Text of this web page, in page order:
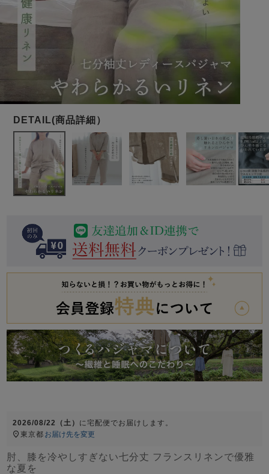
春
ガールズパジャマ
春 夏 冬
売れ筋ランキング
すべての生地一覧はこちら
インナーウェア 生活雑貨 カタログギフト
売れ筋ランキング
- Item Ranking -
- New Arrival -
目的別でさがす一覧はこちら
すべてのメン
ズ
パジャマ
長袖 半袖 七分袖
前開き かぶり スリーパー
作務衣
ーブ
上着単品
ズボン単品
すべてのキッ
ズ
SDGsの取り組み
2026/08/22（土） に宅配便 でお届けします。
東京都 お届け先を変更
肘、膝を冷やしすぎない七分丈 フランスリネンで優雅
な夏を